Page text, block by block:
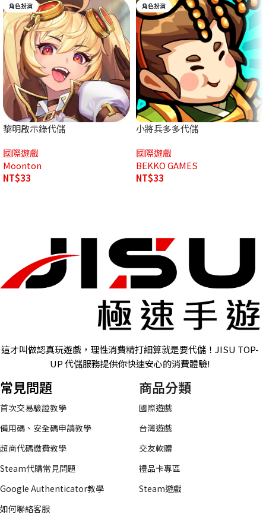
角色扮演
黎明啟示錄代儲
國際遊戲
Moonton
NT$33
角色扮演
小將兵多多代儲
國際遊戲
BEKKO GAMES
NT$33
這才叫做認真玩遊戲，理性消費精打細算就是要代儲！JISU TOP-
UP 代儲服務提供你快速安心的消費體驗!
常見問題
首次交易驗證教學
備用碼、安全碼申請教學
超商代碼繳費教學
Steam代購常見問題
Google Authenticator教學
如何聯絡客服
商品分類
國際遊戲
台灣遊戲
交友軟體
禮品卡專區
Steam遊戲